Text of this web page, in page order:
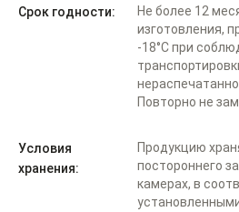
Срок годности:
Не более 12
изготовления,
-18°С при
Повторно не
Условия
хранения:
Продукцию
постороннего
камерах, в